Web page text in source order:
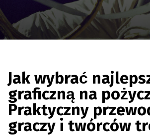
Jak wybrać
graficzną na
Praktyczny
graczy i twórców